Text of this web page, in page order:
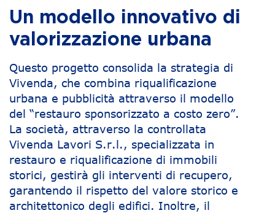
Un modello innovativo di
valorizzazione urbana
Questo progetto consolida la strategia di
Vivenda, che combina riqualificazione
urbana e pubblicità attraverso il modello
del “restauro sponsorizzato a costo zero”.
La società, attraverso la controllata
Vivenda Lavori S.r.l., specializzata in
restauro e riqualificazione di immobili
storici, gestirà gli interventi di recupero,
garantendo il rispetto del valore storico e
architettonico degli edifici. Inoltre, il